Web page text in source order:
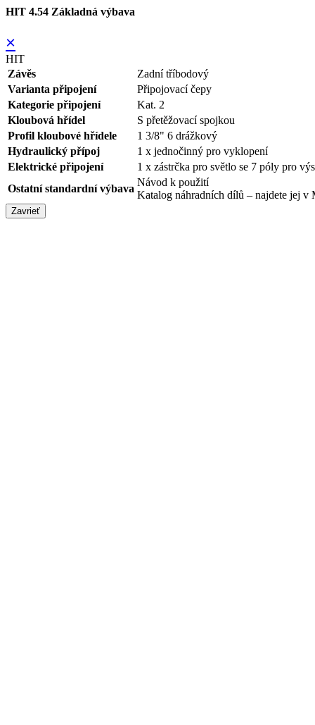
HIT 4.54 Základná výbava
×
HIT
Závěs
Zadní tříbodový
Varianta připojení
Připojovací čepy
Kategorie připojení
Kat. 2
Kloubová hřídel
S přetěžovací spojkou
Profil kloubové hřídele
1 3/8" 6 drážkový
Hydraulický přípoj
1 x jednočinný pro vyklopení
Elektrické připojení
1 x zástrčka pro světlo se 7 póly pro
Ostatní standardní výbava
Návod k použití
Katalog náhradních dílů – najdete jej
Zavrieť